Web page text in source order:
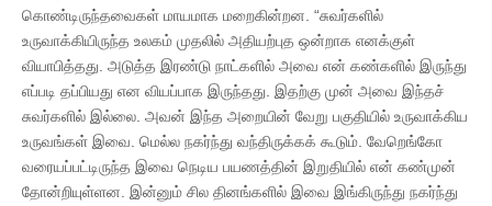
கொண்டிருந்தவைகள் மாயமாக மறைகின்றன. “சுவர்களில்
உருவாக்கியிருந்த உலகம் முதலில் அதியற்புத ஒன்றாக எனக்குள்
வியாபித்தது. அடுத்த இரண்டு நாட்களில் அவை என் கண்களில் இருந்து
எப்படி தப்பியது என வியப்பாக இருந்தது. இதற்கு முன் அவை இந்தச்
சுவர்களில் இல்லை. அவன் இந்த அறையின் வேறு பகுதியில் உருவாக்கிய
உருவங்கள் இவை. மெல்ல நகர்ந்து வந்திருக்கக் கூடும். வேறெங்கோ
வரையப்பட்டிருந்த இவை நெடிய பயணத்தின் இறுதியில் என் கண்முன்
தோன்றியுள்ளன. இன்னும் சில தினங்களில் இவை இங்கிருந்து நகர்ந்து